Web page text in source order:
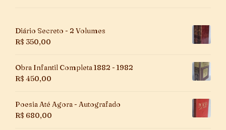
Diário Secreto - 2 Volumes
R$ 350,00
Obra Infantil Completa 1882 - 1982
R$ 450,00
Poesia Até Agora - Autografado
R$ 680,00